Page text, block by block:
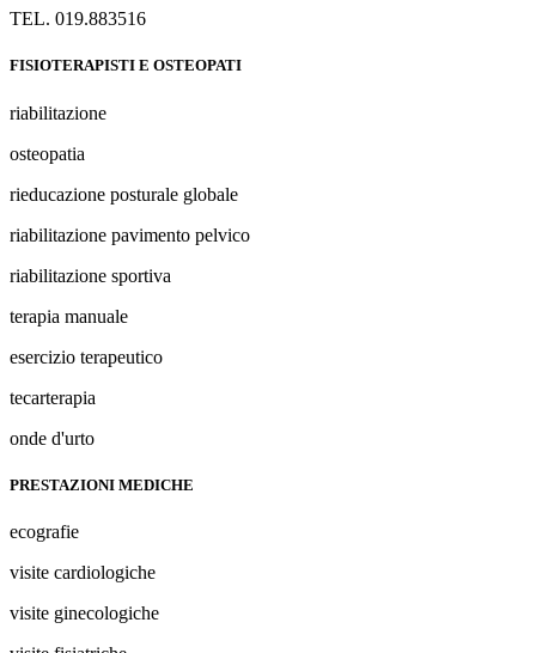
TEL. 019.883516
FISIOTERAPISTI E OSTEOPATI
riabilitazione
osteopatia
rieducazione posturale globale
riabilitazione pavimento pelvico
riabilitazione sportiva
terapia manuale
esercizio terapeutico
tecarterapia
onde d'urto
PRESTAZIONI MEDICHE
ecografie
visite cardiologiche
visite ginecologiche